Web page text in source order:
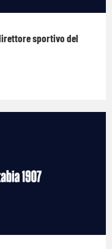
sportivo del